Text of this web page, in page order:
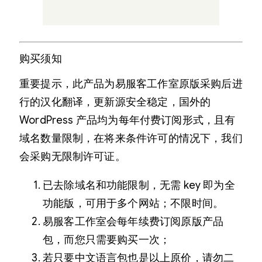
购买须知
重要提示，此产品为易服客工作室原版采购后进
行的汉化翻译，更新源安全稳定，国外的
WordPress 产品均为每年付费订阅形式，且有
域名数量限制，在将来条件许可的情况下，我们
会采购无限制许可证。
已去除域名和功能限制，无需 key 即为全
功能版，可用于多个网站；不限时间。
易服客工作室会每年续费订阅原版产品
包，而您只需要购买一次；
若只要中文语言包也是以上原价，请勿二